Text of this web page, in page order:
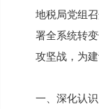
地税局党组
署全系统转
攻坚战，为
一、深化认